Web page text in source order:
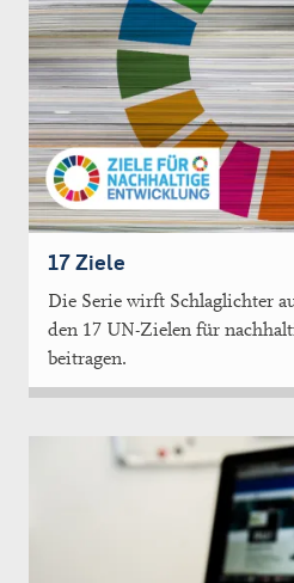
17 Ziele
Die Serie wirft Schlaglichter
den 17 UN-Zielen für
beitragen.